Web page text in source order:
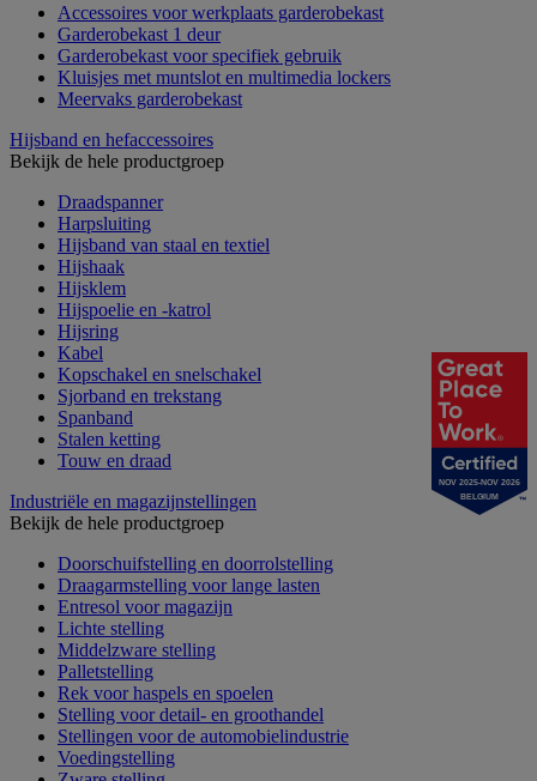
Accessoires voor werkplaats garderobekast
Garderobekast 1 deur
Garderobekast voor specifiek gebruik
Kluisjes met muntslot en multimedia lockers
Meervaks garderobekast
Hijsband en hefaccessoires
Bekijk de hele productgroep
Draadspanner
Harpsluiting
Hijsband van staal en textiel
Hijshaak
Hijsklem
Hijspoelie en -katrol
Hijsring
Kabel
Kopschakel en snelschakel
Sjorband en trekstang
Spanband
Stalen ketting
Touw en draad
Industriële en magazijnstellingen
Bekijk de hele productgroep
Doorschuifstelling en doorrolstelling
Draagarmstelling voor lange lasten
Entresol voor magazijn
Lichte stelling
Middelzware stelling
Palletstelling
Rek voor haspels en spoelen
Stelling voor detail- en groothandel
Stellingen voor de automobielindustrie
Voedingstelling
NOV 2025-NOV 2026
BELGIUM